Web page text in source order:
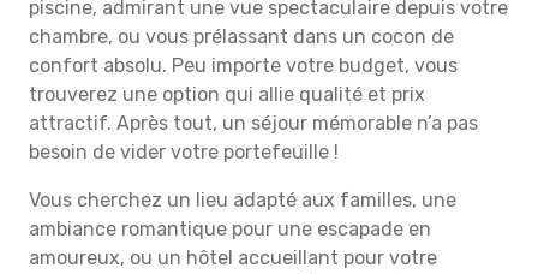
piscine, admirant une vue spectaculaire depuis votre
chambre, ou vous prélassant dans un cocon de
confort absolu. Peu importe votre budget, vous
trouverez une option qui allie qualité et prix
attractif. Après tout, un séjour mémorable n’a pas
besoin de vider votre portefeuille !
Vous cherchez un lieu adapté aux familles, une
ambiance romantique pour une escapade en
amoureux, ou un hôtel accueillant pour votre